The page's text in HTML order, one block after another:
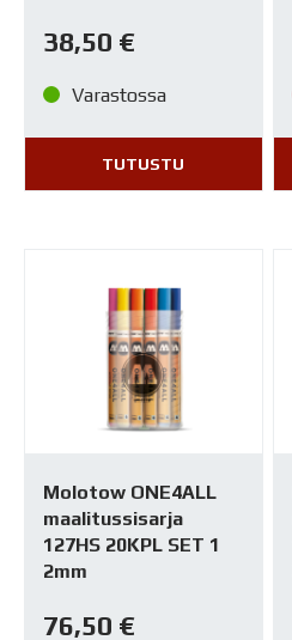
38,50 €
Varastossa
TUTUSTU
Molotow ONE4ALL
maalitussisarja
127HS 20KPL SET 1
2mm
76,50 €